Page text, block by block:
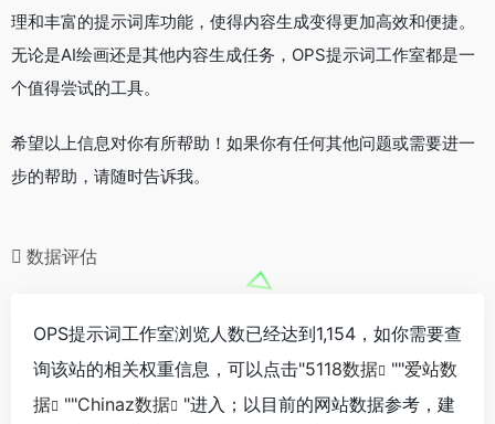
理和丰富的提示词库功能，使得内容生成变得更加高效和便捷。
无论是AI绘画还是其他内容生成任务，OPS提示词工作室都是一
个值得尝试的工具。
希望以上信息对你有所帮助！如果你有任何其他问题或需要进一
步的帮助，请随时告诉我。
数据评估
OPS提示词工作室浏览人数已经达到1,154，如你需要查
询该站的相关权重信息，可以点击"5118数据 ""爱站数
据
""Chinaz数据
"进入；以目前的网站数据参考，建